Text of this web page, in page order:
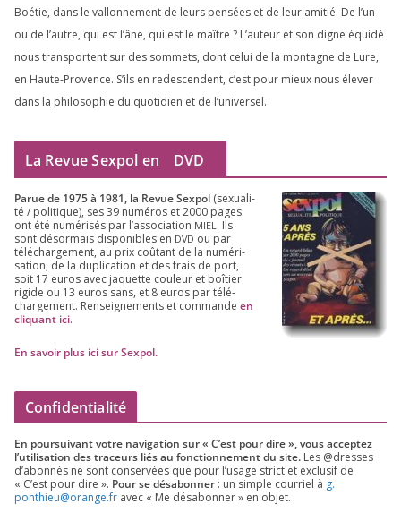
Boétie, dans le val­lon­ne­ment de leurs pen­sées et de leur ami­tié. De l’un
ou de l’autre, qui est l’âne, qui est le maître ? L’auteur et son digne équi­dé
nous trans­portent sur des som­mets, dont celui de la mon­tagne de Lure,
en Haute-Provence. S’ils en redes­cendent, c’est pour mieux nous éle­ver
dans la phi­lo­so­phie du quo­ti­dien et de l’universel.
La Revue Sexpol en DVD
Parue de 1975à 1981, la Revue Sex­pol (sexua­li­
té /​ poli­tique), ses39 numé­ros et2000 pages
ont été numé­ri­sés par l’as­so­cia­tion MIEL. Ils
sont désor­mais dis­po­nibles en DVD ou par
télé­char­ge­ment, au prix coû­tant de la numé­ri­
sa­tion, de la dupli­ca­tion et des frais de port,
soit 17 euros avec jaquette cou­leur et boî­tier
rigide ou 13 euros sans, et 8 euros par télé­
char­ge­ment. Ren­sei­gne­ments et com­mande en
cli­quant ici.
En savoir plus ici sur Sexpol.
Confidentialité
En pour­sui­vant votre navi­ga­tion sur « C’est pour dire », vous accep­tez
l’utilisation des tra­ceurs liés au fonc­tion­ne­ment du site. Les @dresses
d’a­bon­nés ne sont conser­vées que pour l’u­sage strict et exclu­sif de
« C’est pour dire ». Pour se désa­bon­ner : un simple cour­riel à g.​
ponthieu@​orange.​fr avec « Me désa­bon­ner » en objet.